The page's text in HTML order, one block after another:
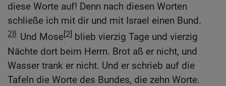
diese Worte auf! Denn nach diesen Worten
schließe ich mit dir und mit Israel einen Bund.
28 Und Mose[2] blieb vierzig Tage und vierzig
Nächte dort beim Herrn. Brot aß er nicht, und
Wasser trank er nicht. Und er schrieb auf die
Tafeln die Worte des Bundes, die zehn Worte.